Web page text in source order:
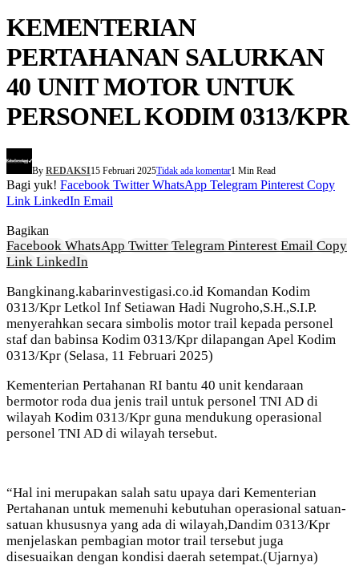
KEMENTERIAN
PERTAHANAN SALURKAN
40 UNIT MOTOR UNTUK
PERSONEL KODIM 0313/KPR
By REDAKSI15 Februari 2025Tidak ada komentar1 Min Read
Bagi yuk! Facebook Twitter WhatsApp Telegram Pinterest Copy
Link LinkedIn Email
Bagikan
Facebook WhatsApp Twitter Telegram Pinterest Email Copy
Link LinkedIn
Bangkinang.kabarinvestigasi.co.id Komandan Kodim
0313/Kpr Letkol Inf Setiawan Hadi Nugroho,S.H.,S.I.P.
menyerahkan secara simbolis motor trail kepada personel
staf dan babinsa Kodim 0313/Kpr dilapangan Apel Kodim
0313/Kpr (Selasa, 11 Februari 2025)
Kementerian Pertahanan RI bantu 40 unit kendaraan
bermotor roda dua jenis trail untuk personel TNI AD di
wilayah Kodim 0313/Kpr guna mendukung operasional
personel TNI AD di wilayah tersebut.
“Hal ini merupakan salah satu upaya dari Kementerian
Pertahanan untuk memenuhi kebutuhan operasional satuan-
satuan khususnya yang ada di wilayah,Dandim 0313/Kpr
menjelaskan pembagian motor trail tersebut juga
disesuaikan dengan kondisi daerah setempat.(Ujarnya)